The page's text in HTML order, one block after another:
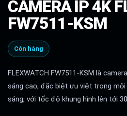
CAMERA IP 4K
FW7511-KSM
Còn hàng
FLEXWATCH FW7511-KSM là
sáng cao, đặc biệt ưu việt trong
sáng, với tốc độ khung hình lên tới